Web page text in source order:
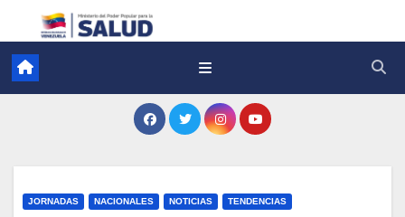
JORNADAS NACIONALES NOTICIAS TENDENCIAS